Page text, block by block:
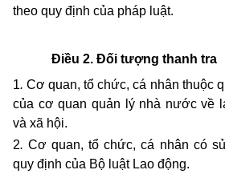
theo quy định của pháp luật.
Điều 2. Đối tượng thanh tra
1.Cơ quan, tổ chức, cá nhân thuộc
của cơ quan quản lý nhà nước về
và xã hội.
2.Cơ quan, tổ chức, cá nhân có
quy định của Bộ luật Lao động.